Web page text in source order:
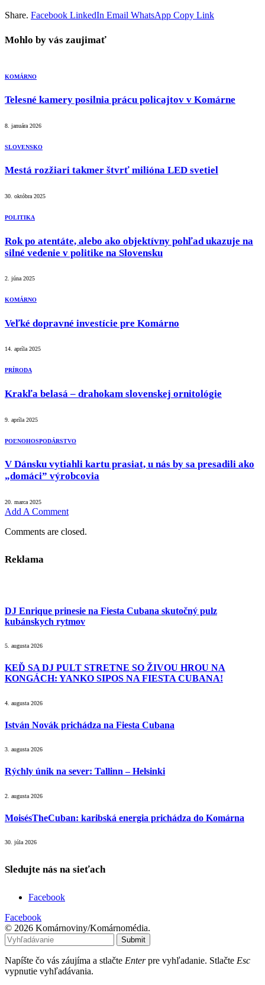
Share. Facebook LinkedIn Email WhatsApp Copy Link
Mohlo by vás zaujimať
KOMÁRNO
Telesné kamery posilnia prácu policajtov v Komárne
8. januára 2026
SLOVENSKO
Mestá rozžiari takmer štvrť milióna LED svetiel
30. októbra 2025
POLITIKA
Rok po atentáte, alebo ako objektívny pohľad ukazuje na
silné vedenie v politike na Slovensku
2. júna 2025
KOMÁRNO
Veľké dopravné investície pre Komárno
14. apríla 2025
PRÍRODA
Krakľa belasá – drahokam slovenskej ornitológie
9. apríla 2025
POĽNOHOSPODÁRSTVO
V Dánsku vytiahli kartu prasiat, u nás by sa presadili ako
„domáci” výrobcovia
20. marca 2025
Add A Comment
Comments are closed.
Reklama
DJ Enrique prinesie na Fiesta Cubana skutočný pulz
kubánskych rytmov
5. augusta 2026
KEĎ SA DJ PULT STRETNE SO ŽIVOU HROU NA
KONGÁCH: YANKO SIPOS NA FIESTA CUBANA!
4. augusta 2026
István Novák prichádza na Fiesta Cubana
3. augusta 2026
Rýchly únik na sever: Tallinn – Helsinki
2. augusta 2026
MoisésTheCuban: karibská energia prichádza do Komárna
30. júla 2026
Sledujte nás na sieťach
Facebook
Facebook
© 2026 Komárnoviny/Komárnomédia.
Submit
Napíšte čo vás záujíma a stlačte Enterpre vyhľadanie. Stlačte Esc
vypnutie vyhľadávania.